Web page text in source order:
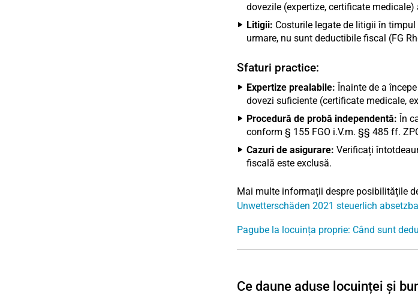
dovezile (expertize, certificate
Litigii: Costurile legate de litigii în
urmare, nu sunt deductibile fiscal (FG
Sfaturi practice:
Expertize prealabile: Înainte de a
dovezi suficiente (certificate medicale,
Procedură de probă independentă: În
conform § 155 FGO i.V.m. §§ 485 ff.
Cazuri de asigurare: Verificați
fiscală este exclusă.
Mai multe informații despre posibilitățile
Unwetterschäden 2021 steuerlich
Pagube la locuința proprie: Când sunt
Ce daune aduse locuinței și